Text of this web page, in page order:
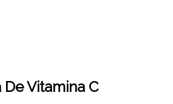
Vitamina C